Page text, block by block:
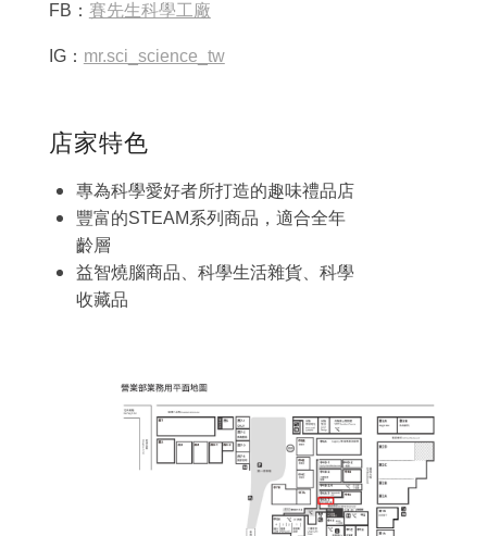
FB： 賽先生科學工廠
IG： mr.sci_science_tw
店家特色
專為科學愛好者所打造的趣味禮品店
豐富的STEAM系列商品，適合全年
齡層
益智燒腦商品、科學生活雜貨、科學
收藏品